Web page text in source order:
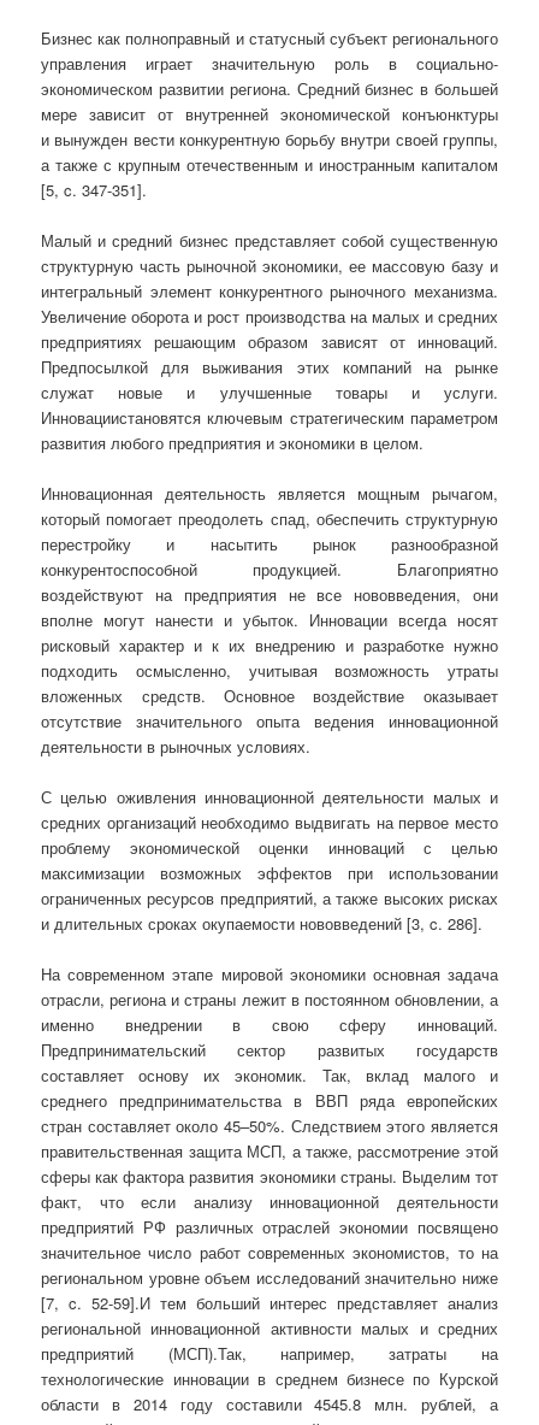
Бизнес как полноправный и статусный субъект регионального
управления играет значительную роль в социально-
экономическом развитии региона. Средний бизнес в большей
мере зависит от внутренней экономической конъюнктуры
и вынужден вести конкурентную борьбу внутри своей группы,
а также с крупным отечественным и иностранным капиталом
[5, c. 347-351].
Малый и средний бизнес представляет собой существенную
структурную часть рыночной экономики, ее массовую базу и
интегральный элемент конкурентного рыночного механизма.
Увеличение оборота и рост производства на малых и средних
предприятиях решающим образом зависят от инноваций.
Предпосылкой для выживания этих компаний на рынке
служат новые и улучшенные товары и услуги.
Инновациистановятся ключевым стратегическим параметром
развития любого предприятия и экономики в целом.
Инновационная деятельность является мощным рычагом,
который помогает преодолеть спад, обеспечить структурную
перестройку и насытить рынок разнообразной
конкурентоспособной продукцией. Благоприятно
воздействуют на предприятия не все нововведения, они
вполне могут нанести и убыток. Инновации всегда носят
рисковый характер и к их внедрению и разработке нужно
подходить осмысленно, учитывая возможность утраты
вложенных средств. Основное воздействие оказывает
отсутствие значительного опыта ведения инновационной
деятельности в рыночных условиях.
С целью оживления инновационной деятельности малых и
средних организаций необходимо выдвигать на первое место
проблему экономической оценки инноваций с целью
максимизации возможных эффектов при использовании
ограниченных ресурсов предприятий, а также высоких рисках
и длительных сроках окупаемости нововведений [3, c. 286].
На современном этапе мировой экономики основная задача
отрасли, региона и страны лежит в постоянном обновлении, а
именно внедрении в свою сферу инноваций.
Предпринимательский сектор развитых государств
составляет основу их экономик. Так, вклад малого и
среднего предпринимательства в ВВП ряда европейских
стран составляет около 45–50%. Следствием этого является
правительственная защита МСП, а также, рассмотрение этой
сферы как фактора развития экономики страны. Выделим тот
факт, что если анализу инновационной деятельности
предприятий РФ различных отраслей экономии посвящено
значительное число работ современных экономистов, то на
региональном уровне объем исследований значительно ниже
[7, c. 52-59].И тем больший интерес представляет анализ
региональной инновационной активности малых и средних
предприятий (МСП).Так, например, затраты на
технологические инновации в среднем бизнесе по Курской
области в 2014 году составили 4545.8 млн. рублей, а